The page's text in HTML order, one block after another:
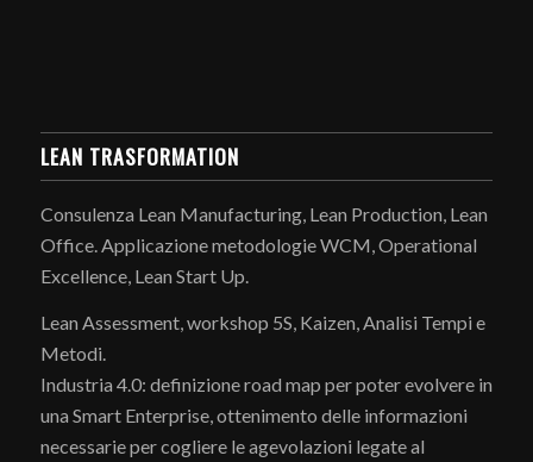
LEAN TRASFORMATION
Consulenza Lean Manufacturing, Lean Production, Lean
Office. Applicazione metodologie WCM, Operational
Excellence, Lean Start Up.
Lean Assessment, workshop 5S, Kaizen, Analisi Tempi e
Metodi.
Industria 4.0: definizione road map per poter evolvere in
una Smart Enterprise, ottenimento delle informazioni
necessarie per cogliere le agevolazioni legate al